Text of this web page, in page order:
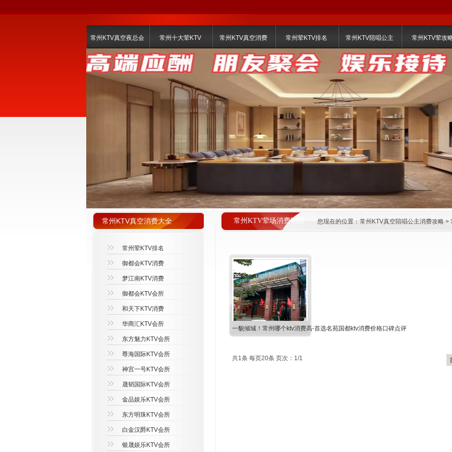
常州KTV真空夜总会 常州十大荤KTV 常州KTV真空消费 常州荤KTV排名 常州KTV陪唱公主 常州KTV荤攻
常州KTV荤场消费明细 您现在的位置： 常州KTV真空陪唱公主消费攻略 >
一貌倾城！常州哪个ktv消费高-首选名苑国都ktv消费价格口碑点评
共1条 每页20条 页次：1/1
常州KTV真空消费大全
常州荤KTV排名
御都会KTV消费
梦江南KTV消费
御都会KTV会所
和天下KTV消费
华商汇KTV会所
东方魅力KTV会所
尊海国际KTV会所
神宫一号KTV会所
晟韬国际KTV会所
金品娱乐KTV会所
东方明珠KTV会所
白金汉爵KTV会所
银晟娱乐KTV会所